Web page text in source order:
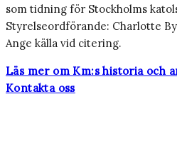
som tidning för Stockholms
Styrelseordförande: Charlotte
Ange källa vid citering.
Läs mer om Km:s historia och
Kontakta oss